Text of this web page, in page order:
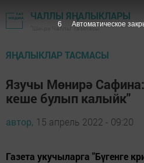
ЧАЛЛЫ ЯҢАЛЫКЛАРЫ
"Шәһри Чаллы" газетасы
ЯҢАЛЫКЛАР ТАСМАСЫ
Язучы Мөнирә
кеше булып калыйк"
автор, 15 апрель 2022 - 09:20
Газета укучыларга "Бүгенге
5 Автоматическое